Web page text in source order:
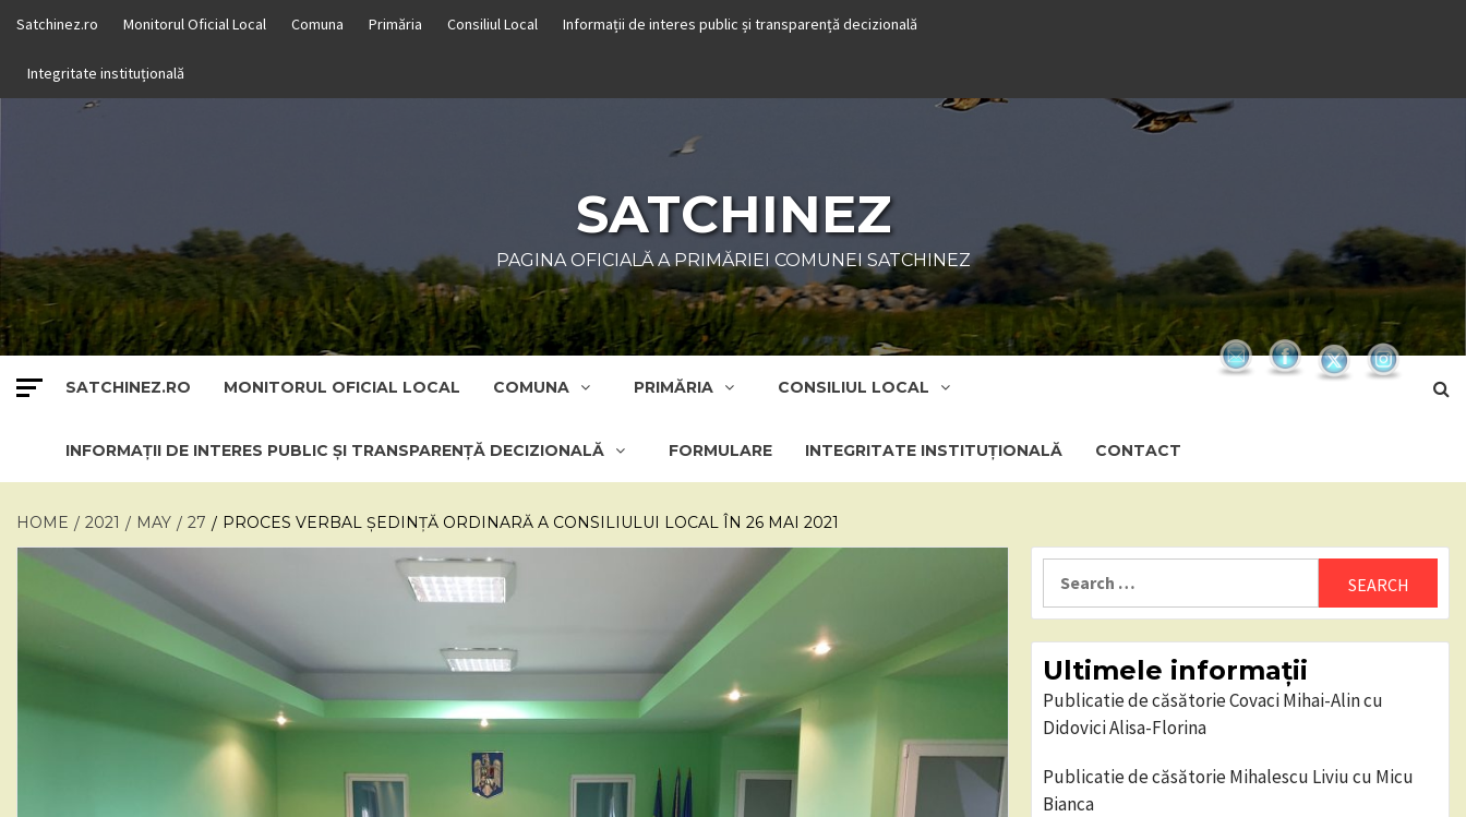
content
Satchinez.ro Monitorul Oficial Local Comuna Primăria Consiliul Local Informații de interes public și transparență decizională
Integritate instituțională
SATCHINEZ
PAGINA OFICIALĂ A PRIMĂRIEI COMUNEI SATCHINEZ
SATCHINEZ.RO MONITORUL OFICIAL LOCAL COMUNA PRIMĂRIA CONSILIUL LOCAL
INFORMAȚII DE INTERES PUBLIC ȘI TRANSPARENȚĂ DECIZIONALĂ FORMULARE INTEGRITATE INSTITUȚIONALĂ CONTACT
HOME 2021 MAY 27 PROCES VERBAL ȘEDINȚĂ ORDINARĂ A CONSILIULUI LOCAL ÎN 26 MAI 2021
Ultimele informații
Publicatie de căsătorie Covaci Mihai-Alin cu
Didovici Alisa-Florina
Publicatie de căsătorie Mihalescu Liviu cu Micu
Bianca